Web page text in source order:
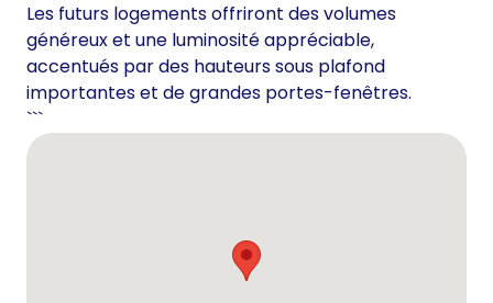
Les futurs logements offriront des volumes
généreux et une luminosité appréciable,
accentués par des hauteurs sous plafond
importantes et de grandes portes-fenêtres.
```